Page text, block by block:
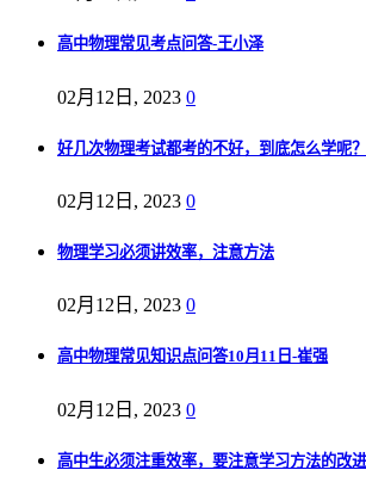
高中物理常见考点问答-王小泽
02月12日, 2023 0
好几次物理考试都考的不好，到底怎么学呢？
02月12日, 2023 0
物理学习必须讲效率，注意方法
02月12日, 2023 0
高中物理常见知识点问答10月11日-崔强
02月12日, 2023 0
高中生必须注重效率，要注意学习方法的改进